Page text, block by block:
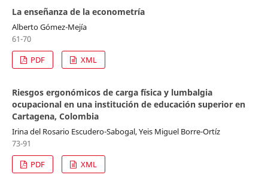
La enseñanza de la econometría
Alberto Gómez-Mejía
61-70
PDF
XML
Riesgos ergonómicos de carga física y lumbalgia
ocupacional en una institución de educación superior en
Cartagena, Colombia
Irina del Rosario Escudero-Sabogal, Yeis Miguel Borre-Ortíz
73-91
PDF
XML